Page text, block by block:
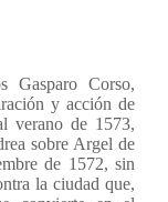
Gasparo Corso,
y acción de
verano de 1573,
sobre Argel de
de 1572, sin
la ciudad que,